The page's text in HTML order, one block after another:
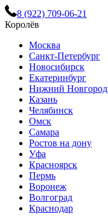
8 (922) 709-06-21
Королёв
Москва
Санкт-Петербург
Новосибирск
Екатеринбург
Нижний Новгород
Казань
Челябинск
Омск
Самара
Ростов на дону
Уфа
Красноярск
Пермь
Воронеж
Волгоград
Краснодар